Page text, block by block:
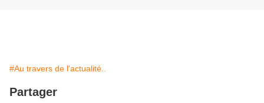
#Au travers de l'actualité..
Partager